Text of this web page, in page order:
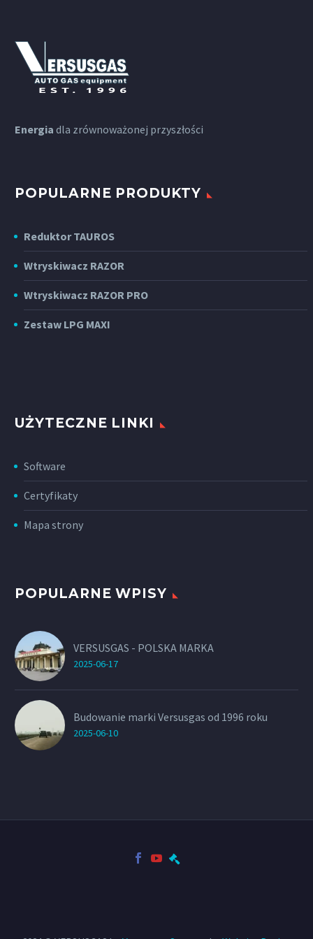
Energia dla zrównoważonej przyszłości
POPULARNE PRODUKTY
Reduktor TAUROS
Wtryskiwacz RAZOR
Wtryskiwacz RAZOR PRO
Zestaw LPG MAXI
UŻYTECZNE LINKI
Software
Certyfikaty
Mapa strony
POPULARNE WPISY
VERSUSGAS - POLSKA MARKA
2025-06-17
Budowanie marki Versusgas od 1996 roku
2025-06-10